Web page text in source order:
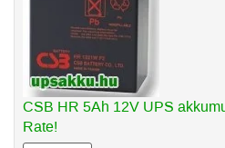
CSB HR 5Ah 12V UPS
Rate!